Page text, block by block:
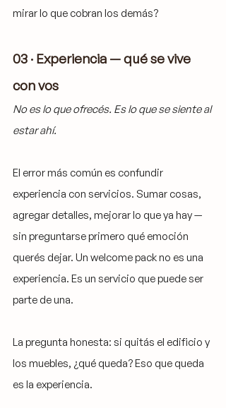
mirar lo que cobran los demás?
03 · Experiencia — qué se vive
con vos
No es lo que ofrecés. Es lo que se siente al
estar ahí.
El error más común es confundir
experiencia con servicios. Sumar cosas,
agregar detalles, mejorar lo que ya hay —
sin preguntarse primero qué emoción
querés dejar. Un welcome pack no es una
experiencia. Es un servicio que puede ser
parte de una.
La pregunta honesta: si quitás el edificio y
los muebles, ¿qué queda? Eso que queda
es la experiencia.